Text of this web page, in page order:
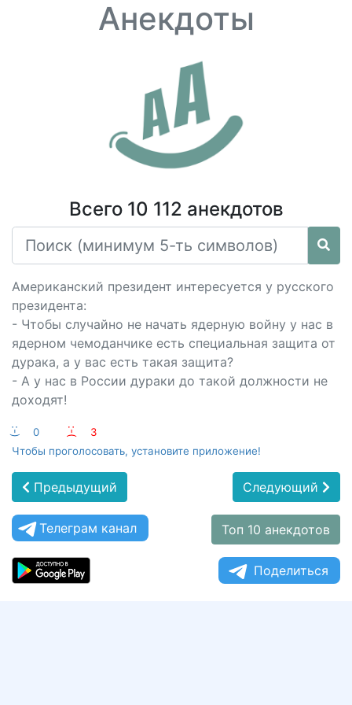
Анекдоты
Всего 10 112 анекдотов
Американский президент интересуется у русского
президента:
- Чтобы случайно не начать ядерную войну у нас в
ядерном чемоданчике есть специальная защита от
дурака, а у вас есть такая защита?
- А у нас в России дураки до такой должности не
доходят!
:-) 0 :-(
3
Чтобы проголосовать, установите приложение!
Предыдущий Следующий
Телеграм канал Топ 10 анекдотов
Поделиться